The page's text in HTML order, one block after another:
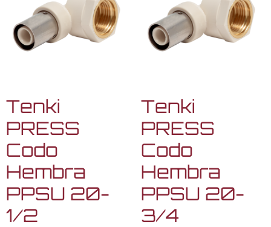
Tenki
PRESS
Codo
Hembra
PPSU 20-
1/2
Tenki
PRESS
Codo
Hembra
PPSU 20-
3/4